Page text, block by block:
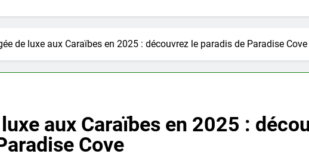
de luxe aux Caraïbes en 2025 : découvrez le paradis de Paradise Cove
aux Caraïbes en 2025 :
Cove